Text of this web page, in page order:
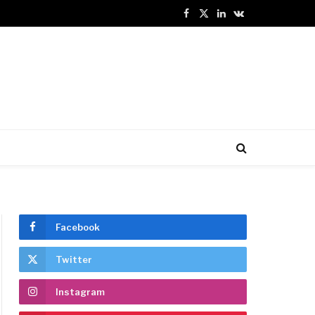
Facebook
X
LinkedInVKontakte
Facebook
Twitter
Instagram